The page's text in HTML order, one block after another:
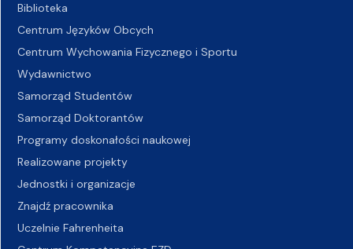
Biblioteka
Centrum Języków Obcych
Centrum Wychowania Fizycznego i Sportu
Wydawnictwo
Samorząd Studentów
Samorząd Doktorantów
Programy doskonałości naukowej
Realizowane projekty
Jednostki i organizacje
Znajdź pracownika
Uczelnie Fahrenheita